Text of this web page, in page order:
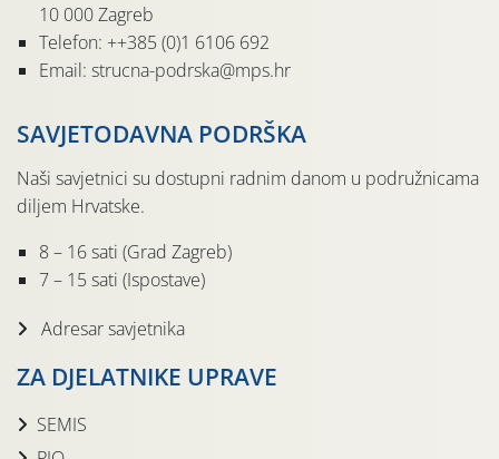
10 000 Zagreb
Telefon: ++385 (0)1 6106 692
Email: strucna-podrska@mps.hr
SAVJETODAVNA PODRŠKA
Naši savjetnici su dostupni radnim danom u podružnicama
diljem Hrvatske.
8 – 16 sati (Grad Zagreb)
7 – 15 sati (Ispostave)
Adresar savjetnika
ZA DJELATNIKE UPRAVE
SEMIS